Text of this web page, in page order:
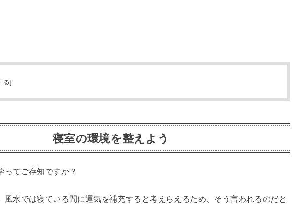
る]
寝室の環境を整えよう
ってご存知ですか？
風水では寝ている間に運気を補充すると考えらえるため、そう言われるのだと